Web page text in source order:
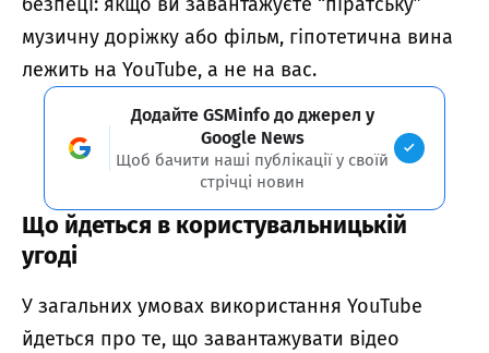
музичну доріжку або фільм, гіпотетична вина
лежить на YouTube, а не на вас.
Додайте GSMinfo до джерел у
Google News
Щоб бачити наші публікації у своїй
стрічці новин
Що йдеться в користувальницькій
угоді
У загальних умовах використання YouTube
йдеться про те, що завантажувати відео